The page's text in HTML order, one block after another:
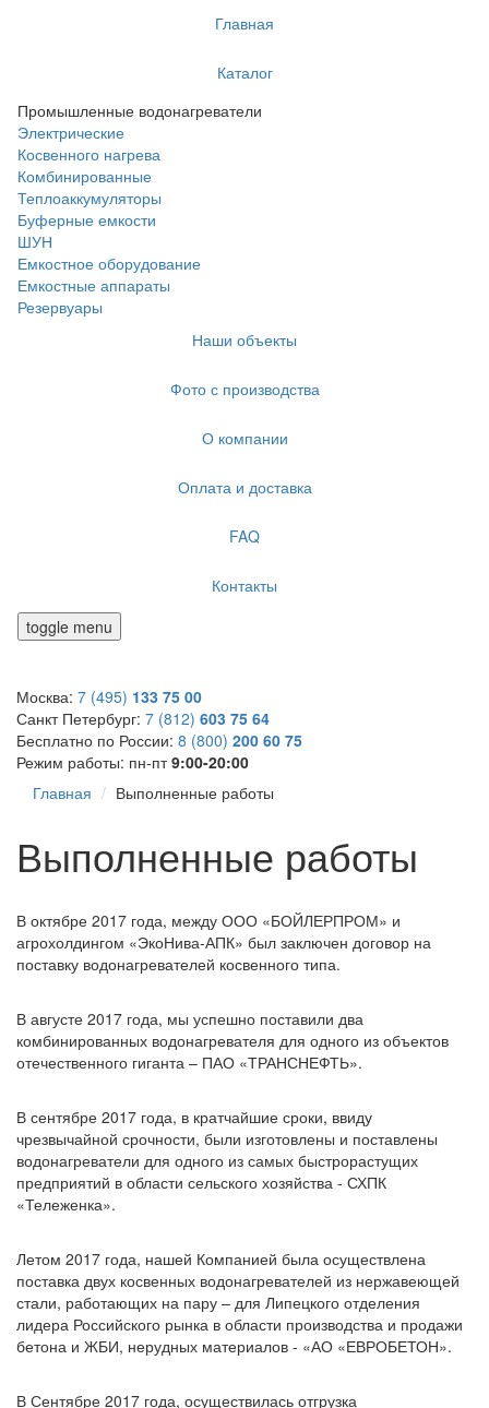
Главная
Каталог
Промышленные водонагреватели
Электрические
Косвенного нагрева
Комбинированные
Теплоаккумуляторы
Буферные емкости
ШУН
Емкостное оборудование
Емкостные аппараты
Резервуары
Наши объекты
Фото с производства
О компании
Оплата и доставка
FAQ
Контакты
toggle menu
Москва: 7 (495) 133 75 00
Санкт Петербург: 7 (812) 603 75 64
Бесплатно по России: 8 (800) 200 60 75
Режим работы: пн-пт9:00-20:00
Главная
Выполненные работы
Выполненные работы
В октябре 2017 года, между ООО «БОЙЛЕРПРОМ» и
агрохолдингом «ЭкоНива-АПК» был заключен договор на
поставку водонагревателей косвенного типа.
В августе 2017 года, мы успешно поставили два
комбинированных водонагревателя для одного из объектов
отечественного гиганта – ПАО «ТРАНСНЕФТЬ».
В сентябре 2017 года, в кратчайшие сроки, ввиду
чрезвычайной срочности, были изготовлены и поставлены
водонагреватели для одного из самых быстрорастущих
предприятий в области сельского хозяйства - СХПК
«Тележенка».
Летом 2017 года, нашей Компанией была осуществлена
поставка двух косвенных водонагревателей из нержавеющей
стали, работающих на пару – для Липецкого отделения
лидера Российского рынка в области производства и продажи
бетона и ЖБИ, нерудных материалов - «АО «ЕВРОБЕТОН».
В Сентябре 2017 года, осуществилась отгрузка